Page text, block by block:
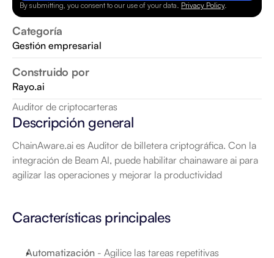
By submitting, you consent to our use of your data. Privacy Policy.
Categoría
Gestión empresarial
Construido por
Rayo.ai
Auditor de criptocarteras
Descripción general
ChainAware.ai es Auditor de billetera criptográfica. Con la
integración de Beam AI, puede habilitar chainaware ai para
agilizar las operaciones y mejorar la productividad
Características principales
Automatización - Agilice las tareas repetitivas